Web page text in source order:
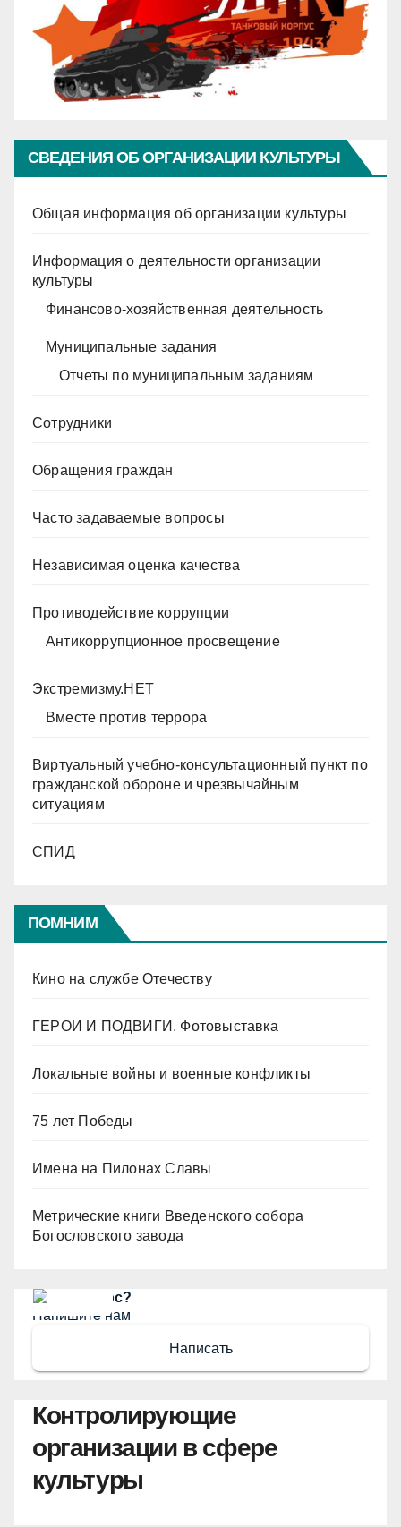
СВЕДЕНИЯ ОБ ОРГАНИЗАЦИИ КУЛЬТУРЫ
Общая информация об организации культуры
Информация о деятельности организации
культуры
Финансово-хозяйственная деятельность
Муниципальные задания
Отчеты по муниципальным заданиям
Сотрудники
Обращения граждан
Часто задаваемые вопросы
Независимая оценка качества
Противодействие коррупции
Антикоррупционное просвещение
Экстремизму.НЕТ
Вместе против террора
Виртуальный учебно-консультационный пункт по
гражданской обороне и чрезвычайным
ситуациям
СПИД
ПОМНИМ
Кино на службе Отечеству
ГЕРОИ И ПОДВИГИ. Фотовыставка
Локальные войны и военные конфликты
75 лет Победы
Имена на Пилонах Славы
Метрические книги Введенского собора
Богословского завода
Есть вопрос?
Напишите нам
Написать
Контролирующие
организации в сфере
культуры